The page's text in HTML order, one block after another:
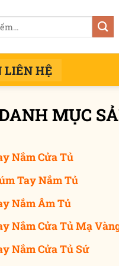
LIÊN HỆ
MỤC
Nắm Cửa Tủ
Tay Nắm Tủ
Nắm Âm Tủ
Nắm Cửa Tủ Mạ
Nắm Cửa Tủ Sứ